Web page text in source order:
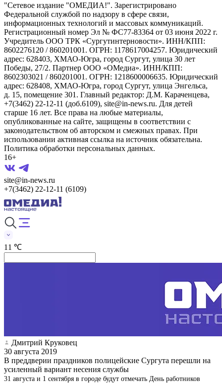
"Сетевое издание "ОМЕДИА!". Зарегистрировано
Федеральной службой по надзору в сфере связи,
информационных технологий и массовых коммуникаций.
Регистрационный номер Эл № ФС77-83364 от 03 июня 2022 г.
Учредитель ООО ТРК «Сургутинтерновости». ИНН/КПП:
8602276120 / 860201001. ОГРН: 1178617004257. Юридический
адрес: 628403, ХМАО-Югра, город Сургут, улица 30 лет
Победы, 27/2. Партнер ООО «ОМедиа». ИНН/КПП:
8602303021 / 860201001. ОГРН: 1218600006635. Юридический
адрес: 628408, ХМАО-Югра, город Сургут, улица Энгельса,
д. 15, помещение 301. Главный редактор: Д.М. Караченцева,
+7(3462) 22-12-11 (доб.6109), site@in-news.ru. Для детей
старше 16 лет. Все права на любые материалы,
опубликованные на сайте, защищены в соответствии с
законодательством об авторском и смежных правах. При
использовании активная ссылка на источник обязательна.
Политика обработки персональных данных.
16+
site@in-news.ru
+7(3462) 22-12-11 (6109)
11 ℃
Дмитрий Круковец
30 августа 2019
В преддверии праздников полицейские Сургута перешли на
усиленный вариант несения службы
31 августа и 1 сентября в городе будут отмечать День работников